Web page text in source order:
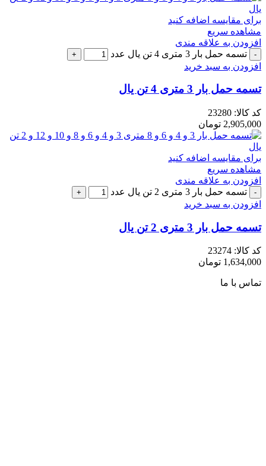
برای مقایسه اضافه کنید
مشاهده سریع
افزودن به علاقه مندی
تسمه حمل بار 3 متری 4 تن یال عدد
افزودن به سبد خرید
تسمه حمل بار 3 متری 4 تن یال
کد کالا: 23280
2,905,000 تومان
برای مقایسه اضافه کنید
مشاهده سریع
افزودن به علاقه مندی
تسمه حمل بار 3 متری 2 تن یال عدد
افزودن به سبد خرید
تسمه حمل بار 3 متری 2 تن یال
کد کالا: 23274
1,634,000 تومان
تماس با ما